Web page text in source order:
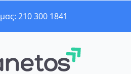
210 300 1841